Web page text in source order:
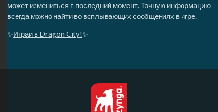
может измениться в последний момент. Точную информацию
всегда можно найти во всплывающих сообщениях в игре.
✨Играй в Dragon City!✨